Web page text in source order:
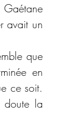
avait un
que
en
ce soit.
doute la